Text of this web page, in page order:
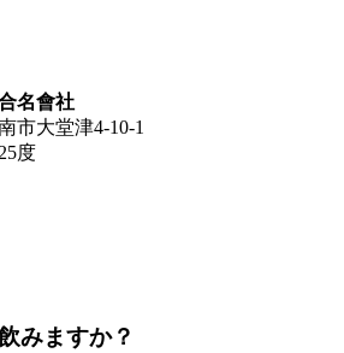
名會社
市大堂津4-10-1
度
みますか？